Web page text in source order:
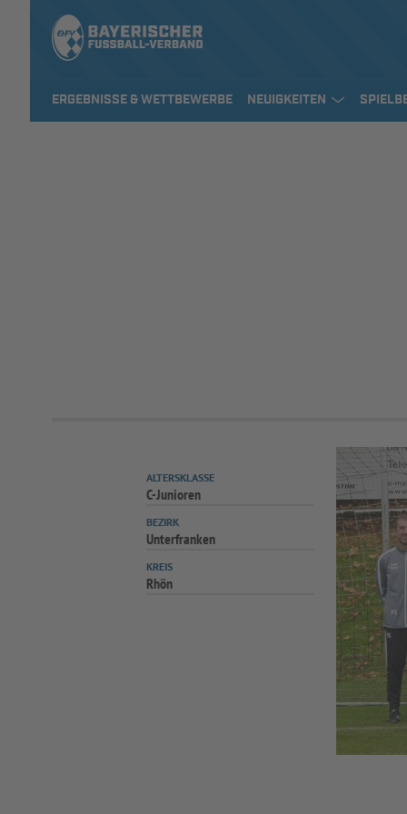
ERGEBNISSE & WETTBEWERBE NEUIGKEITEN
ALTERSKLASSE
C-Junioren
BEZIRK
Unterfranken
KREIS
Rhön